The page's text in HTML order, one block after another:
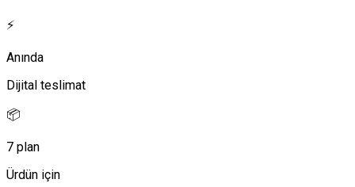
⚡
Anında
Dijital teslimat
📦
7 plan
Ürdün için